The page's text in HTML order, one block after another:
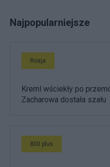
Najpopularniejsze
Rosja
Kreml wściekły po
Zacharowa dostała szału
800 plus